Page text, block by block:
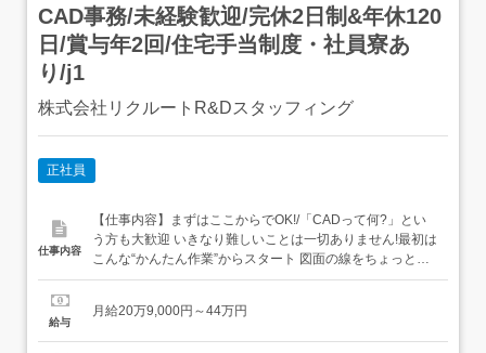
CAD事務/未経験歓迎/完休2日制&年休120
日/賞与年2回/住宅手当制度・社員寮あ
り/j1
株式会社リクルートR&Dスタッフィング
正社員
仕事内容
【仕事内容】まずはここからでOK!/「CADって何?」とい
う方も大歓迎 いきなり難しいことは一切ありません!最初は
こんな“かんたん作業”からスタート 図面の線をちょっと動
かすだけ 決まったフォーマットに数字を入力→いわば“パ
まずはメールの送り方やあいさつといった基本的なビジネ
給与
月給20万9,000円～44万円